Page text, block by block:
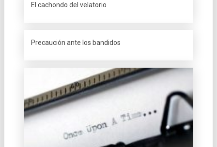
El cachondo del velatorio
Precaución ante los bandidos